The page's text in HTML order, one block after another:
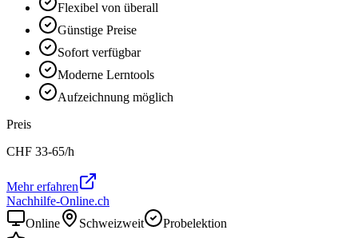
Flexibel von überall
Günstige Preise
Sofort verfügbar
Moderne Lerntools
Aufzeichnung möglich
Preis
CHF 33-65/h
Mehr erfahren
Nachhilfe-Online.ch
Online
Schweizweit
Probelektion